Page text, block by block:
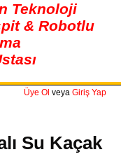
Teknoloji
& Robotlu
Üye Ol veya Giriş Yap
Su Kaçak